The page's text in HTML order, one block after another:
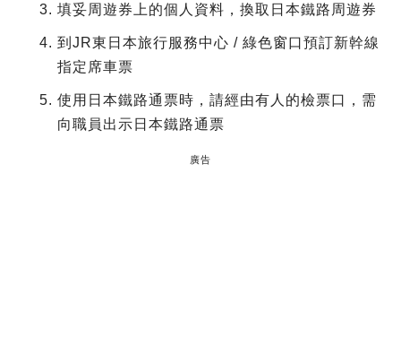
填妥周遊券上的個人資料，換取日本鐵路周遊券
到JR東日本旅行服務中心 / 綠色窗口預訂新幹線
指定席車票
使用日本鐵路通票時，請經由有人的檢票口，需
向職員出示日本鐵路通票
廣告